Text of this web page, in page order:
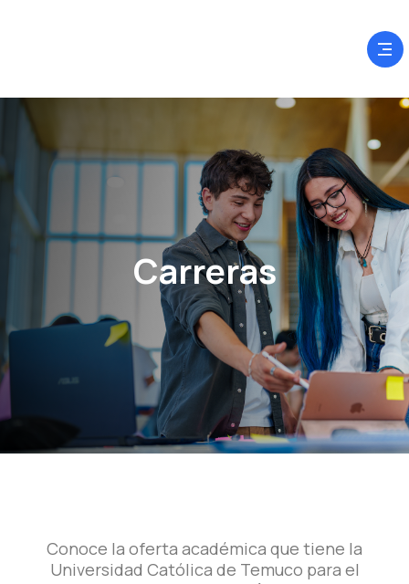
Carreras
Conoce la oferta académica que tiene la
Universidad Católica de Temuco para el